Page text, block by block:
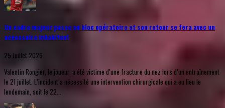
Un cadre majeur passe au bloc opératoire et son retour se fera avec un
accessoire inhabituel
25 Juillet 2026
Valentin Rongier, le joueur, a été victime d’une fracture du nez lors d’un entraînement
le 21 juillet. L’incident a nécessité une intervention chirurgicale qui a eu lieu le
lendemain, soit le 22...